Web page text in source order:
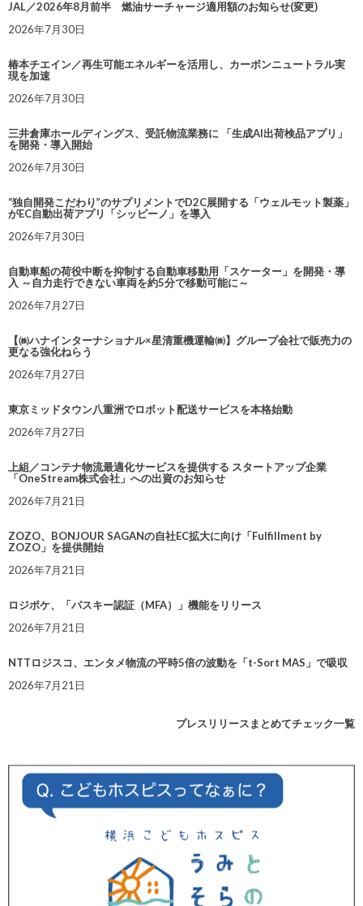
JAL／2026年8月前半 燃油サーチャージ適用額のお知らせ(変更)
2026年7月30日
椿本チエイン／再生可能エネルギーを活用し、カーボンニュートラル実
現を加速
2026年7月30日
三井倉庫ホールディングス、受託物流業務に 「生成AI出荷検品アプリ」
を開発・導入開始
2026年7月30日
“独自開発こだわり”のサプリメントでD2C展開する「ウェルモット製薬」
がEC自動出荷アプリ「シッピーノ」を導入
2026年7月30日
自動車船の荷役中断を抑制する自動車移動用「スケーター」を開発・導
入 ～自力走行できない車両を約5分で移動可能に～
2026年7月27日
【㈱ハナインターナショナル×星清重機運輸㈱】グループ会社で販売力の
更なる強化ねらう
2026年7月27日
東京ミッドタウン八重洲でロボット配送サービスを本格始動
2026年7月27日
上組／コンテナ物流最適化サービスを提供する スタートアップ企業
「OneStream株式会社」への出資のお知らせ
2026年7月21日
ZOZO、BONJOUR SAGANの自社EC拡大に向け「Fulfillment by
ZOZO」を提供開始
2026年7月21日
ロジポケ、「パスキー認証（MFA）」機能をリリース
2026年7月21日
NTTロジスコ、エンタメ物流の平時5倍の波動を「t-Sort MAS」で吸収
2026年7月21日
プレスリリースまとめてチェック一覧